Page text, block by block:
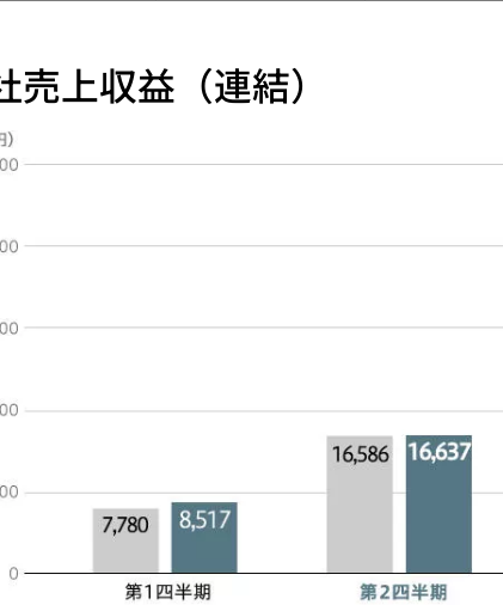
売上収益（連結）